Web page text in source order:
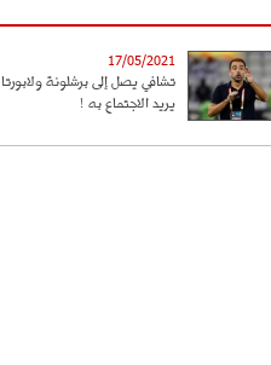
17/05/2021
تشافي يصل إلى برشلونة ولابورتا
يريد الاجتماع به !